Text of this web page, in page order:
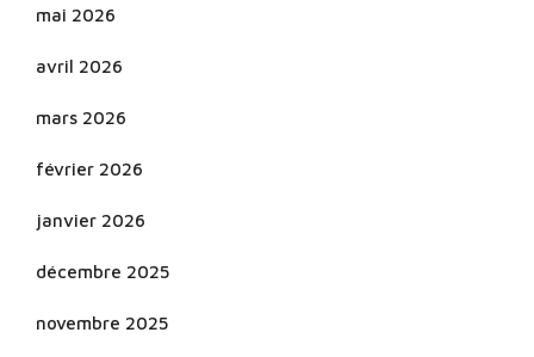
mai 2026
avril 2026
mars 2026
février 2026
janvier 2026
décembre 2025
novembre 2025